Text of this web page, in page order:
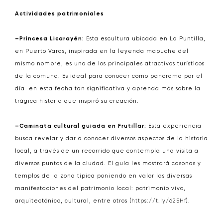
Actividades patrimoniales
–Princesa Licarayén: Esta escultura ubicada en La Puntilla,
en Puerto Varas, inspirada en la leyenda mapuche del
mismo nombre, es uno de los principales atractivos turísticos
de la comuna. Es ideal para conocer como panorama por el
día en esta fecha tan significativa y aprenda más sobre la
trágica historia que inspiró su creación.
–Caminata cultural guiada en Frutillar: Esta experiencia
busca revelar y dar a conocer diversos aspectos de la historia
local, a través de un recorrido que contempla una visita a
diversos puntos de la ciudad. El guía les mostrará casonas y
templos de la zona típica poniendo en valor las diversas
manifestaciones del patrimonio local: patrimonio vivo,
arquitectónico, cultural, entre otros (https://t.ly/625Hf).